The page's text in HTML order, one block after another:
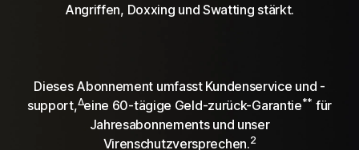
Angriffen, Doxxing und Swatting stärkt.
Dieses Abonnement umfasst Kundenservice und -
support,Δeine 60-tägige Geld-zurück-Garantie** für
Jahresabonnements und unser
Virenschutzversprechen.2